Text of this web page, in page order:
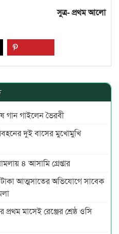
সুত্র- প্রথম আলো
গান গাইলেন ভৈরবী
দুই বাসের মুখোমুখি
৪ আসামি গ্রেপ্তার
আত্মসাতের অভিযোগে সাবেক
মাসেই রেঞ্জের শ্রেষ্ঠ ওসি